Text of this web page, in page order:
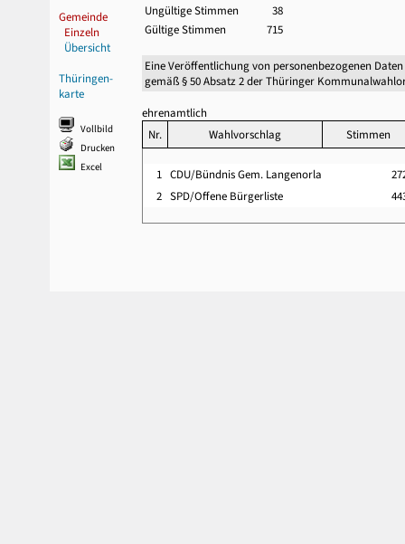
Gemeinde
Einzeln
Übersicht
Thüringen-
karte
Vollbild
Drucken
Excel
Ungültige Stimmen
38
Gültige Stimmen
715
Eine Veröffentlichung von personenbezogenen
gemäß § 50 Absatz 2 der Thüringer
ehrenamtlich
Nr.
Wahlvorschlag Stimmen
1 CDU/Bündnis Gem. Langenorla
2 SPD/Offene Bürgerliste